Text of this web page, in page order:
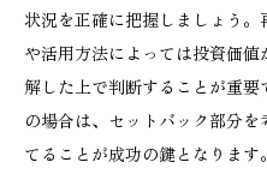
状況を正確に把握しましょう
や活用方法によっては投資価
解した上で判断することが重
の場合は、セットバック部分
てることが成功の鍵となります。